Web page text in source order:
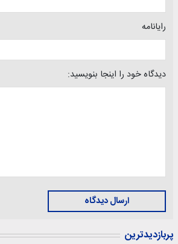
رایانامه
دیدگاه خود را اینجا بنویسید:
ارسال دیدگاه
پربازدیدترین